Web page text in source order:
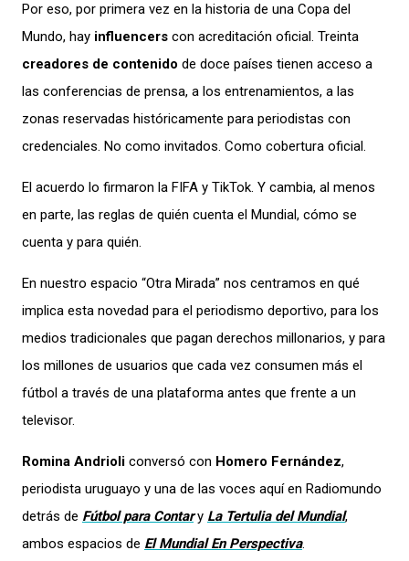
Por eso, por primera vez en la historia de una Copa del
Mundo, hay influencers con acreditación oficial. Treinta
creadores de contenido de doce países tienen acceso a
las conferencias de prensa, a los entrenamientos, a las
zonas reservadas históricamente para periodistas con
credenciales. No como invitados. Como cobertura oficial.
El acuerdo lo firmaron la FIFA y TikTok. Y cambia, al menos
en parte, las reglas de quién cuenta el Mundial, cómo se
cuenta y para quién.
En nuestro espacio “Otra Mirada” nos centramos en qué
implica esta novedad para el periodismo deportivo, para los
medios tradicionales que pagan derechos millonarios, y para
los millones de usuarios que cada vez consumen más el
fútbol a través de una plataforma antes que frente a un
televisor.
Romina Andrioli conversó con Homero Fernández,
periodista uruguayo y una de las voces aquí en Radiomundo
detrás de Fútbol para Contary La Tertulia del Mundial,
ambos espacios de El Mundial En Perspectiva.